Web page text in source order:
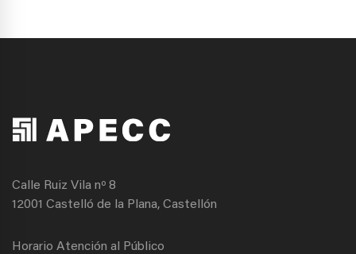
Calle Ruiz Vila nº 8
12001 Castelló de la Plana, Castellón
Horario Atención al Público